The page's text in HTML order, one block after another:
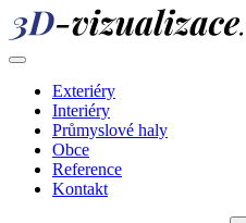
Exteriéry
Interiéry
Průmyslové haly
Obce
Reference
Kontakt